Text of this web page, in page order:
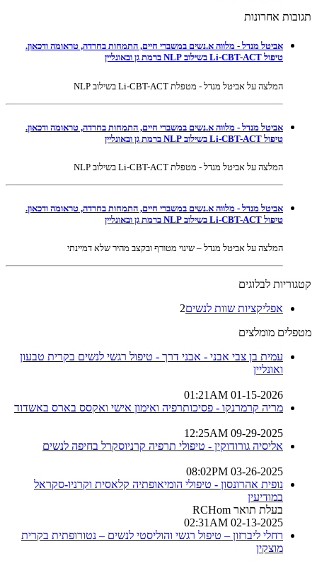
תגובות אחרונות
אביטל מנדל - מלווה א.נשים במשברי חיים, התמחות בחרדה, טראומה ודכאון.
טיפול Li-CBT-ACT בשילוב NLP ברמת גן ובאונליין
המלצה על אביטל מנדל - מטפלת Li-CBT-ACT בשילוב NLP
אביטל מנדל - מלווה א.נשים במשברי חיים, התמחות בחרדה, טראומה ודכאון.
טיפול Li-CBT-ACT בשילוב NLP ברמת גן ובאונליין
המלצה על אביטל מנדל - מטפלת Li-CBT-ACT בשילוב NLP
אביטל מנדל - מלווה א.נשים במשברי חיים, התמחות בחרדה, טראומה ודכאון.
טיפול Li-CBT-ACT בשילוב NLP ברמת גן ובאונליין
המלצה על אביטל מנדל – שינוי מטורף ובקצב מהיר שלא דמיינתי
קטגוריות לבלוגים
אפליקציות שוות לנשים2
מטפלים מומלצים
עמית בן צבי אבני - אבני דרך - טיפול רגשי לנשים בקרית טבעון
ואונליין
01-15-2026 01:21AM
מריה קרמרנקו - פסיכותרפיה ואימון אישי ואקסס בארס באשדוד
09-29-2025 12:25AM
אליסיה גורודוקין - טיפולי תרפיה קרניוסקרל בחיפה לנשים
03-26-2025 08:02PM
נופית אהרונסון - טיפולי הומיאופתיה קלאסית וקרניו-סקראל
במודיעין
בעלת תואר RCHom
02-13-2025 02:31AM
רחלי ליברזון – טיפול רגשי והוליסטי לנשים – נטורופתית בקרית
מוצקין